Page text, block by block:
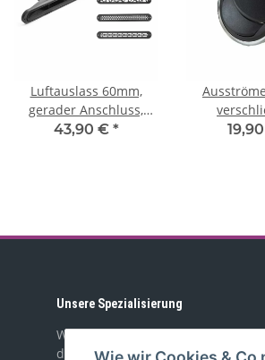
Luftauslass 60mm,
gerader Anschluss,
verschiedene Aufsätze
43,90 € *
Unsere Spezialisierung
Wir sind dein professioneller
den Aus- und Umbau von